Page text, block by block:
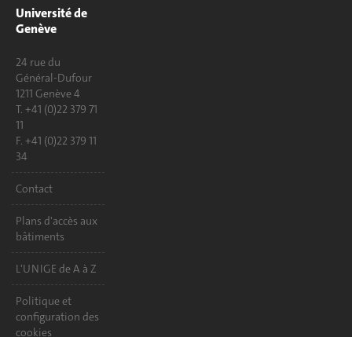
Université de
Genève
24 rue du
Général-Dufour
1211 Genève 4
T. +41 (0)22 379 71
11
F. +41 (0)22 379 11
34
Contact
Plans d'accès aux
bâtiments
L'UNIGE de A à Z
Politique et
configuration des
cookies